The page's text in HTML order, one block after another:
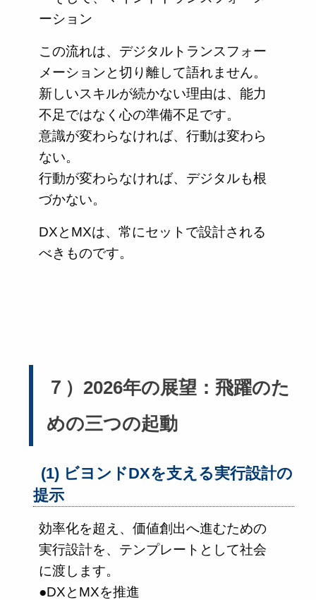
ーション
この流れは、デジタルトランスフォー
メーションと切り離して語れません。
新しいスキルが続かない理由は、能力
不足ではなく心の準備不足です。
意識が変わらなければ、行動は変わら
ない。
行動が変わらなければ、デジタルも根
づかない。
DXとMXは、常にセットで設計される
べきものです。
７）2026年の展望：飛躍のた
めの三つの起動
(1) ビヨンドDXを支える実行設計の
提示
効率化を超え、価値創出へ進むための
実行設計を、テンプレートとして社会
に渡します。
●DXとMXを推進